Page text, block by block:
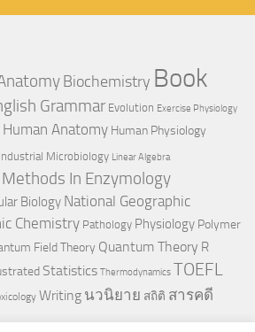
Biochemistry Book
Grammar Evolution Exercise Physiology
Human Anatomy Human Physiology
Industrial Microbiology Linear Algebra
Methods In Enzymology
Biology National Geographic
Chemistry Pathology Physiology Polymer
Field Theory Quantum Theory R
Statistics Thermodynamics TOEFL
Writing นวนิยาย สถิติ สารคดี